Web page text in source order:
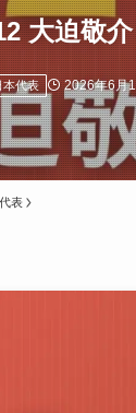
大迫敬
本代表 2026年6月
表